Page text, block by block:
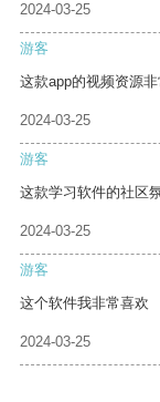
2024-03-25
游客
这款app的视频资源
2024-03-25
游客
这款学习软件的社区
2024-03-25
游客
这个软件我非常喜欢
2024-03-25